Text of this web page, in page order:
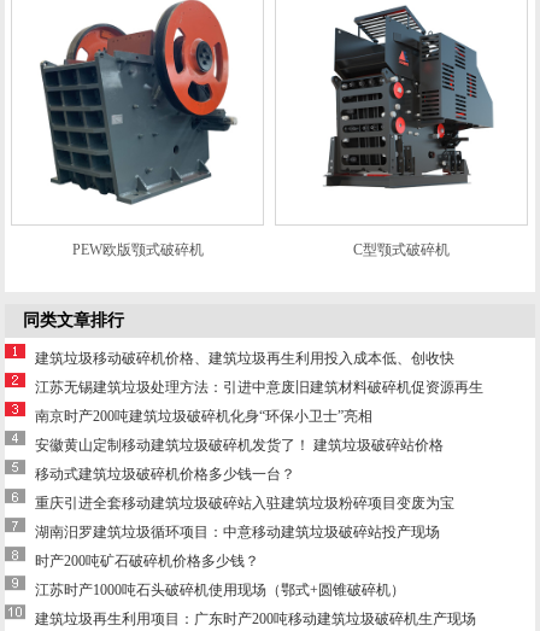
PEW欧版颚式破碎机 C型颚式破碎机
同类文章排行
建筑垃圾移动破碎机价格、建筑垃圾再生利用投入成本低、创收快
江苏无锡建筑垃圾处理方法：引进中意废旧建筑材料破碎机促资源再生
南京时产200吨建筑垃圾破碎机化身“环保小卫士”亮相
安徽黄山定制移动建筑垃圾破碎机发货了！ 建筑垃圾破碎站价格
移动式建筑垃圾破碎机价格多少钱一台？
重庆引进全套移动建筑垃圾破碎站入驻建筑垃圾粉碎项目变废为宝
湖南汨罗建筑垃圾循环项目：中意移动建筑垃圾破碎站投产现场
时产200吨矿石破碎机价格多少钱？
江苏时产1000吨石头破碎机使用现场（鄂式+圆锥破碎机）
建筑垃圾再生利用项目：广东时产200吨移动建筑垃圾破碎机生产现场